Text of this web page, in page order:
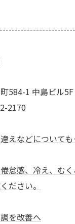
584-1 中島ビル5F
2170
えなどについても
怠感、冷え、む
ださい。
を改善へ